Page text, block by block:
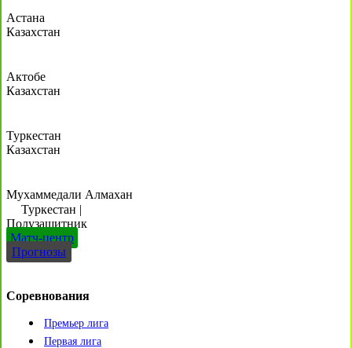
Астана
Казахстан
Актобе
Казахстан
Туркестан
Казахстан
Мухаммедали Алмахан
Туркестан |
Полузащитник
Матч-центр
Прогнозы
Соревнования
Премьер лига
Первая лига